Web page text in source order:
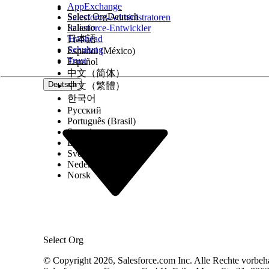
Bedrohungsszenarien
Ohne eine regelmäßige Sicherung führt ein
durch eine Buggy-Drittanbieterintegration
API-Auftrag, was zu Datenverlust führt.
Geschätzter CVSS-Bewertungsbereich
Hoch (7,0–8,9).
Überlegungen zu Risikoauswirkungen
Das Risiko für Organisationen mit sensiblen
Geringes oder kein Risiko, wenn
AppExchange
Salesforce-Administratoren
Salesforce-Entwickler
Trailhead
Schulung
Trust
Deutsch
Select Org
Select OrgDeutsch
Italiano
日本語
Español (México)
Español
中文（简体）
中文（繁體）
한국어
Русский
Português (Brasil)
Suomi
Dansk
Svenska
Nederlands
Norsk
© Copyright 2026, Salesforce.com Inc. Alle Rechte